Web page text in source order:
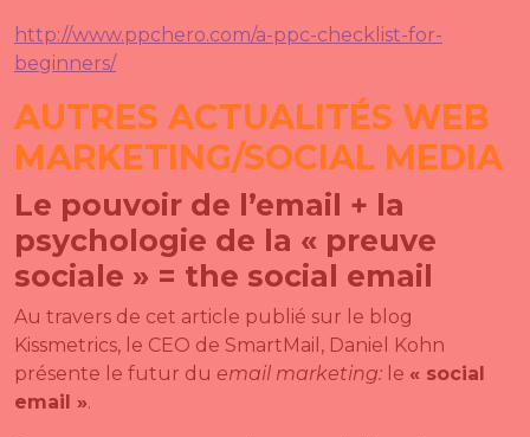
http://www.ppchero.com/a-ppc-checklist-for-
beginners/
AUTRES ACTUALITÉS WEB
MARKETING/SOCIAL MEDIA
Le pouvoir de l’email + la
psychologie de la « preuve
sociale » = the social email
Au travers de cet article publié sur le blog
Kissmetrics, le CEO de SmartMail, Daniel Kohn
présente le futur du email marketing: le « social
email ».